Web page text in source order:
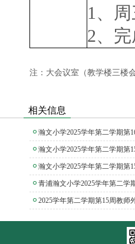
1 、
2、
注：大会议室（教学楼三楼
相关信息
瀚文小学2025学年第二学期第
瀚文小学2025学年第二学期第
瀚文小学2025学年第二学期第
青浦瀚文小学2025学年第二学
2025学年第二学期第15周教师